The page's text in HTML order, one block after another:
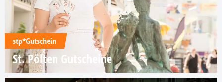
stp*Gutschein
St. Pölten Gutscheine